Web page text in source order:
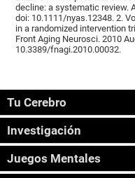
decline: a systematic review.
doi: 10.1111/nyas.12348. 2.
in a randomized intervention
Front Aging Neurosci. 2010
10.3389/fnagi.2010.00032.
Tu Cerebro
Investigación
Juegos Mentales